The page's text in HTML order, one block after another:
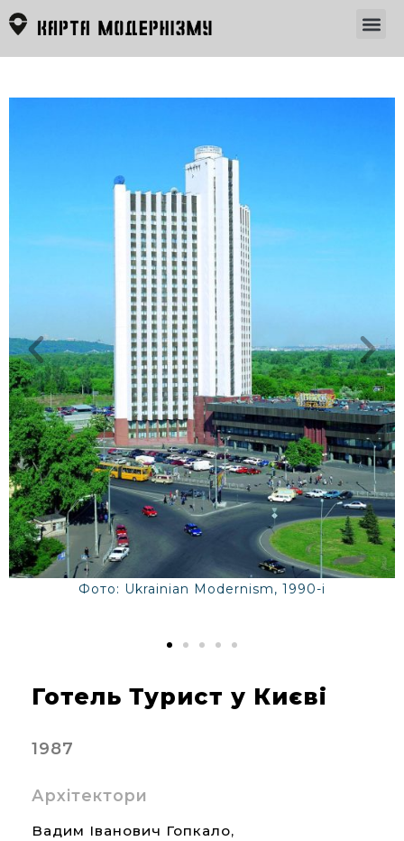
Фото: Ukrainian Modernism, 1990-і
Готель Турист у Києві
1987
Архітектори
Вадим Іванович Гопкало,